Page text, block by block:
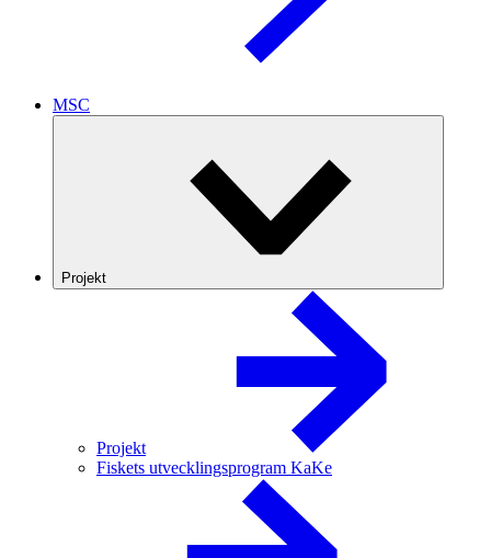
MSC
Projekt
Projekt
Fiskets utvecklingsprogram KaKe